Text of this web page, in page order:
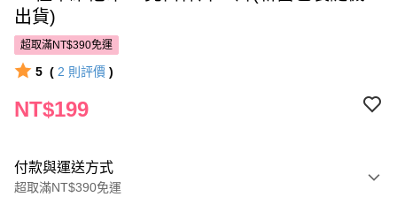
出貨)
超取滿NT$390免運
5 ( 2 則評價 )
NT$199
付款與運送方式
超取滿NT$390免運